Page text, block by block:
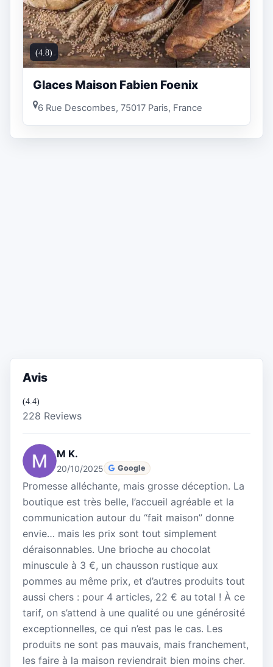
(4.8)
Glaces Maison Fabien Foenix
6 Rue Descombes, 75017 Paris, France
Avis
(4.4)
228 Reviews
M K.
20/10/2025 Google
Promesse alléchante, mais grosse déception. La
boutique est très belle, l’accueil agréable et la
communication autour du “fait maison” donne
envie… mais les prix sont tout simplement
déraisonnables. Une brioche au chocolat
minuscule à 3 €, un chausson rustique aux
pommes au même prix, et d’autres produits tout
aussi chers : pour 4 articles, 22 € au total ! À ce
tarif, on s’attend à une qualité ou une générosité
exceptionnelles, ce qui n’est pas le cas. Les
produits ne sont pas mauvais, mais franchement,
les faire à la maison reviendrait bien moins cher.